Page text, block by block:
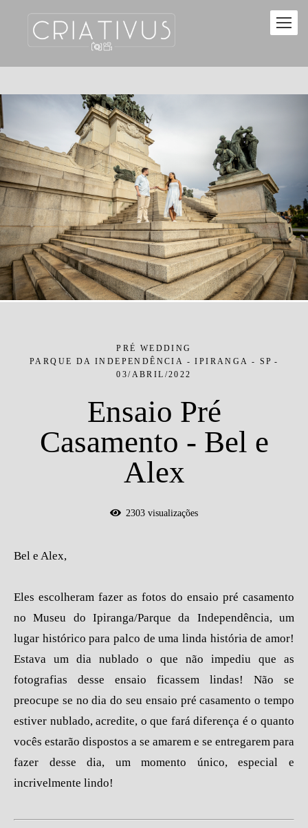
PRÉ WEDDING
PARQUE DA INDEPENDÊNCIA - IPIRANGA - SP
03/ABRIL/2022
Ensaio Pré
Casamento - Bel e
Alex
2303 visualizações
Bel e Alex,
Eles escolheram fazer as fotos do ensaio pré casamento
no Museu do Ipiranga/Parque da Independência, um
lugar histórico para palco de uma linda história de amor!
Estava um dia nublado o que não impediu que as
fotografias desse ensaio ficassem lindas! Não se
preocupe se no dia do seu ensaio pré casamento o tempo
estiver nublado, acredite, o que fará diferença é o quanto
vocês estarão dispostos a se amarem e se entregarem para
fazer desse dia, um momento único, especial e
incrivelmente lindo!